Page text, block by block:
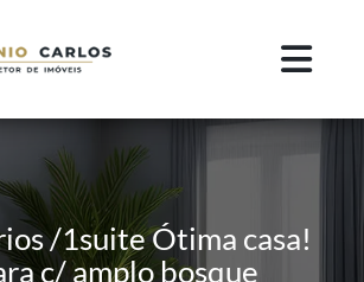
/1suite Ótima casa!
c/ amplo bosque